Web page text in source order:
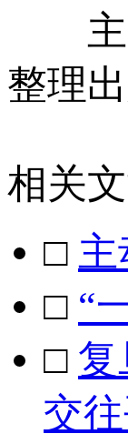
主办
整理
相关
□
□ “
□ 复
交